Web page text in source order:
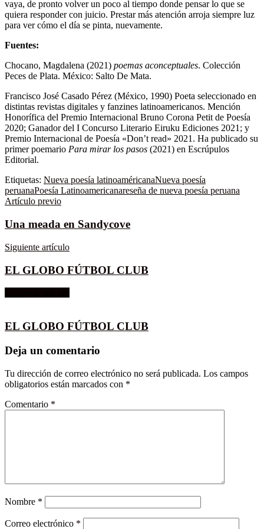
vaya, de pronto volver un poco al tiempo donde pensar lo que se
quiera responder con juicio. Prestar más atención arroja siempre luz
para ver cómo el día se pinta, nuevamente.
Fuentes:
Chocano, Magdalena (2021) poemas aconceptuales. Colección
Peces de Plata. México: Salto De Mata.
Francisco José Casado Pérez (México, 1990) Poeta seleccionado en
distintas revistas digitales y fanzines latinoamericanos. Mención
Honorífica del Premio Internacional Bruno Corona Petit de Poesía
2020; Ganador del I Concurso Literario Eiruku Ediciones 2021; y
Premio Internacional de Poesía «Don’t read» 2021. Ha publicado su
primer poemario Para mirar los pasos (2021) en Escrúpulos
Editorial.
Etiquetas: Nueva poesía latinoaméricanaNueva poesía
peruanaPoesía Latinoamericanareseña de nueva poesía peruana
Artículo previo
Una meada en Sandycove
Siguiente artículo
EL GLOBO FÚTBOL CLUB
EL GLOBO FÚTBOL CLUB
Deja un comentario
Tu dirección de correo electrónico no será publicada. Los campos
obligatorios están marcados con *
Comentario *
Nombre *
Correo electrónico *